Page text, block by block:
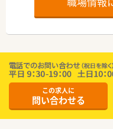
この求人に
問い合わせる